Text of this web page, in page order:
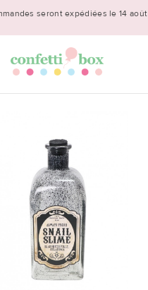
seront expédiées le 14 août